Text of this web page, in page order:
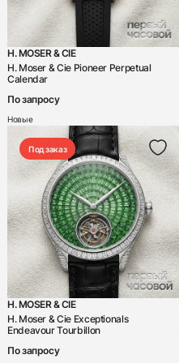
Hermes
Hublot
Jacob & Co
Jaeger-LeCoultre
Jaquet Droz
Jorg Hysek
Konstantin Chaikin
L'epee
Laurent Ferrier
Longines
Louis Erard
H. MOSER & CIE
H. Moser & Cie Pioneer Perpetual
Calendar
По запросу
Новые
Под заказ
H. MOSER & CIE
H. Moser & Cie Exceptionals
Endeavour Tourbillon
По запросу